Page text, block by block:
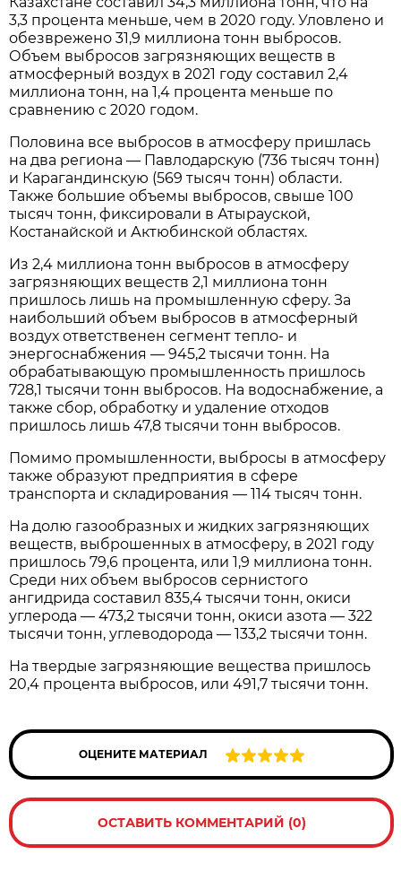
3,3 процента меньше, чем в 2020 году. Уловлено и
обезврежено 31,9 миллиона тонн выбросов.
Объем выбросов загрязняющих веществ в
атмосферный воздух в 2021 году составил 2,4
миллиона тонн, на 1,4 процента меньше по
сравнению с 2020 годом.
Половина все выбросов в атмосферу пришлась
на два региона — Павлодарскую (736 тысяч тонн)
и Карагандинскую (569 тысяч тонн) области.
Также большие объемы выбросов, свыше 100
тысяч тонн, фиксировали в Атырауской,
Костанайской и Актюбинской областях.
Из 2,4 миллиона тонн выбросов в атмосферу
загрязняющих веществ 2,1 миллиона тонн
пришлось лишь на промышленную сферу. За
наибольший объем выбросов в атмосферный
воздух ответственен сегмент тепло- и
энергоснабжения — 945,2 тысячи тонн. На
обрабатывающую промышленность пришлось
728,1 тысячи тонн выбросов. На водоснабжение, а
также сбор, обработку и удаление отходов
пришлось лишь 47,8 тысячи тонн выбросов.
Помимо промышленности, выбросы в атмосферу
также образуют предприятия в сфере
транспорта и складирования — 114 тысяч тонн.
На долю газообразных и жидких загрязняющих
веществ, выброшенных в атмосферу, в 2021 году
пришлось 79,6 процента, или 1,9 миллиона тонн.
Среди них объем выбросов сернистого
ангидрида составил 835,4 тысячи тонн, окиси
углерода — 473,2 тысячи тонн, окиси азота — 322
тысячи тонн, углеводорода — 133,2 тысячи тонн.
На твердые загрязняющие вещества пришлось
20,4 процента выбросов, или 491,7 тысячи тонн.
ОЦЕНИТЕ МАТЕРИАЛ
ОСТАВИТЬ КОММЕНТАРИЙ (0)